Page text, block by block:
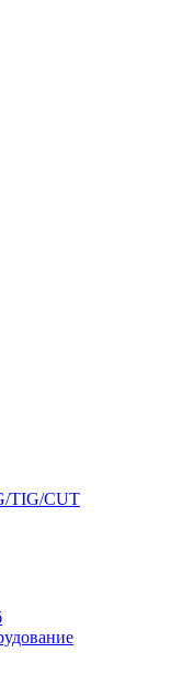
TIG/CUT